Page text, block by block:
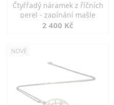
Čtyřřadý náramek z říčních
perel - zapínání mašle
2 400 Kč
NOVÉ